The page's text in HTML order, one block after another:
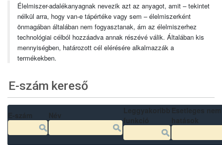
Élelmiszer-adalékanyagnak nevezik azt az anyagot, amit – tekintet
nélkül arra, hogy van-e tápértéke vagy sem – élelmiszerként
önmagában általában nem fogyasztanak, ám az élelmiszerhez
technológiai célból hozzáadva annak részévé válik. Általában kis
mennyiségben, határozott cél elérésére alkalmazzák a
termékekben.
E-szám kereső